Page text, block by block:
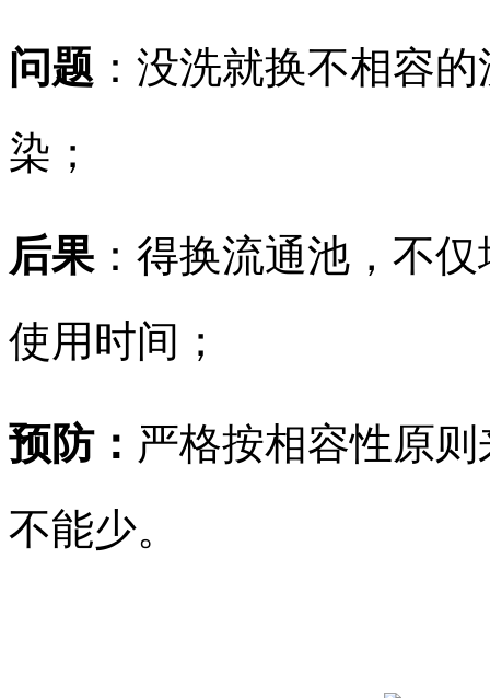
问题 ：没洗就换不相容
染；​
后果 ：得换流通池，不
使用时间；​
预防： 严格按相容性原
不能少。